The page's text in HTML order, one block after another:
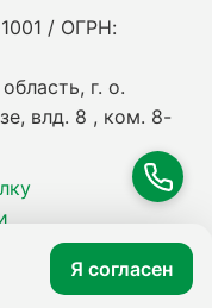
/ ОГРН:
г. о.
влд. 8 , ком. 8-
Я согласен